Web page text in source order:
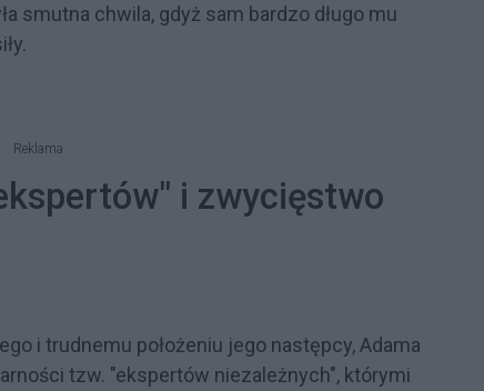
smutna chwila, gdyż sam bardzo długo mu
Reklama
i zwycięstwo
i trudnemu położeniu jego następcy, Adama
tzw. "ekspertów niezależnych", którymi